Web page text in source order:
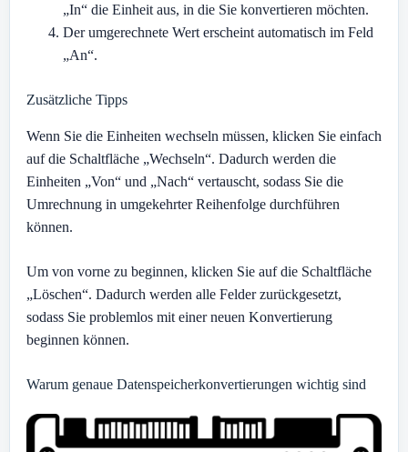
„In“ die Einheit aus, in die Sie konvertieren möchten.
Der umgerechnete Wert erscheint automatisch im Feld
„An“.
Zusätzliche Tipps
Wenn Sie die Einheiten wechseln müssen, klicken Sie einfach
auf die Schaltfläche „Wechseln“. Dadurch werden die
Einheiten „Von“ und „Nach“ vertauscht, sodass Sie die
Umrechnung in umgekehrter Reihenfolge durchführen
können.
Um von vorne zu beginnen, klicken Sie auf die Schaltfläche
„Löschen“. Dadurch werden alle Felder zurückgesetzt,
sodass Sie problemlos mit einer neuen Konvertierung
beginnen können.
Warum genaue Datenspeicherkonvertierungen wichtig sind